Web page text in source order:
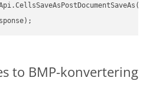
to BMP-konvertering